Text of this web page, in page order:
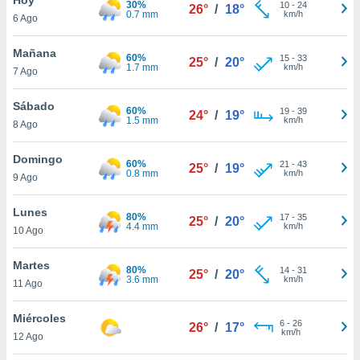
en
más
nuestra
de
cookies
aceptar
6 Ago
30%
0.7 mm
26° / 18° 10- 24
km/h
Mañana
7 Ago
60%
1.7 mm
25° / 20° 15- 33
km/h
Sábado
8 Ago
60%
1.5 mm
24° / 19° 19- 39
km/h
Domingo
9 Ago
60%
0.8 mm
25° / 19° 21 - 43
km/h
Lunes
10 Ago
80%
4.4 mm
25° / 20° 17- 35
km/h
Martes
11 Ago
80%
3.6 mm
25° / 20° 14- 31
km/h
Miércoles
12 Ago
26° / 17° 6- 26
km/h